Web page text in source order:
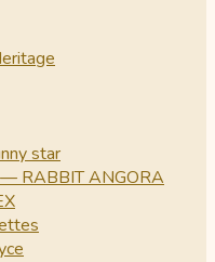
star
RABBIT ANGORA